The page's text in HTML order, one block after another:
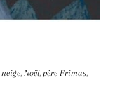
neige, Noël, père Frimas,